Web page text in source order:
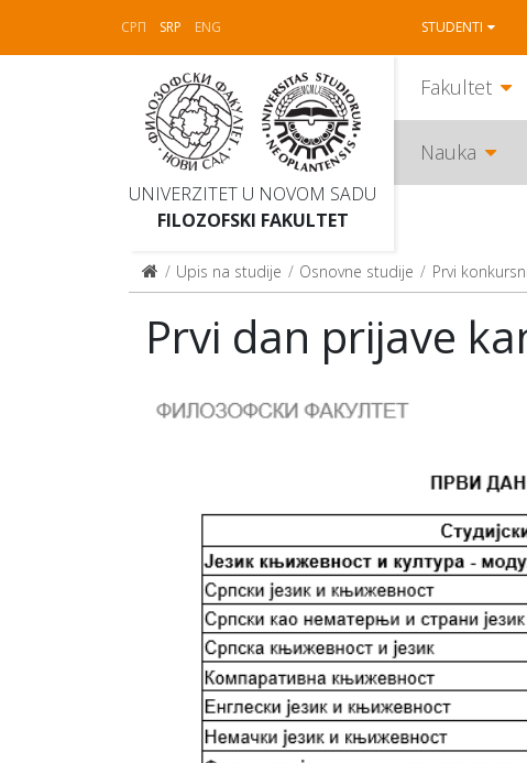
СРП SRP ENG STUDENTI
UNIVERZITET U NOVOM SADU
FILOZOFSKI FAKULTET
Fakultet
Nauka
Upis na studije Osnovne studije Prvi
Prvi dan prijave